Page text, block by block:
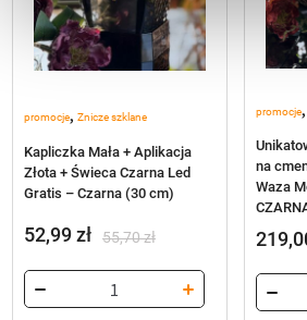
promocje, Znicze szklane
Kapliczka Mała + Aplikacja
Złota + Świeca Czarna Led
Gratis – Czarna (30 cm)
55,70zł
cena
wynosiła:
52,99zł
cena
wynosi:
promocje,
na
Waza
cena
cena